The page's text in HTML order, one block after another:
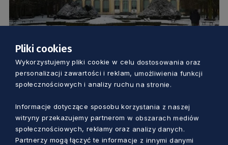
KULTURA
Narodowego w Gdańsku. Sprawdź
obowiązujące zasady zwiedzania
Marcin Szumny
Pliki cookies
Wykorzystujemy pliki cookie w celu dostosowania oraz
personalizacji zawartości i reklam, umożliwienia funkcji
społecznościowych i analizy ruchu na stronie.
Informacje dotyczące sposobu korzystania z naszej
witryny przekazujemy partnerom w obszarach mediów
społecznościowych, reklamy oraz analizy danych.
Partnerzy mogą łączyć te informacje z innymi danymi